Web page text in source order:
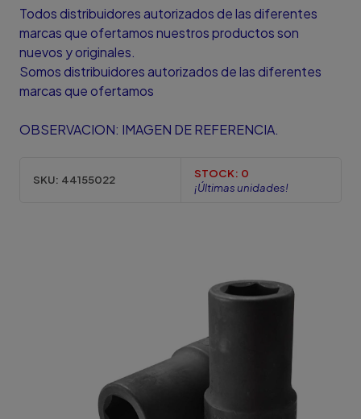
Todos distribuidores autorizados de las diferentes
marcas que ofertamos nuestros productos son
nuevos y originales.
Somos distribuidores autorizados de las diferentes
marcas que ofertamos
OBSERVACION: IMAGEN DE REFERENCIA.
SKU: 44155022 STOCK: 0
¡Últimas unidades!